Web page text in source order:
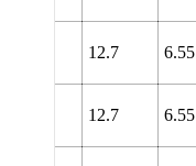
12.7 6.55
12.7 6.55